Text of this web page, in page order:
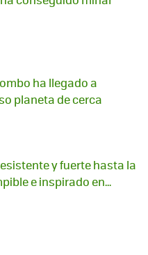
ha llegado a
planeta de cerca
y fuerte hasta la
e inspirado en...